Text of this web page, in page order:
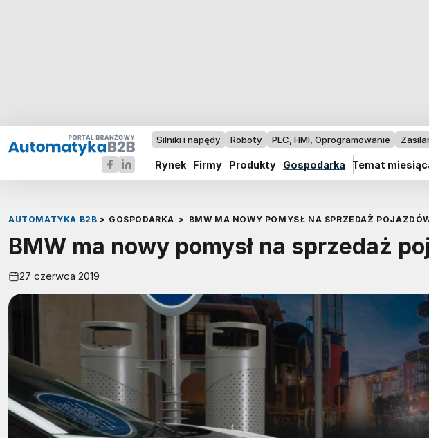
Silniki i napędy Roboty PLC, HMI, Oprogramowanie
Rynek Firmy Produkty Gospodarka Temat
AUTOMATYKA B2B > GOSPODARKA > BMW MA NOWY POMYSŁ NA SPRZEDAŻ
BMW ma nowy pomysł na sprzedaż
27 czerwca 2019